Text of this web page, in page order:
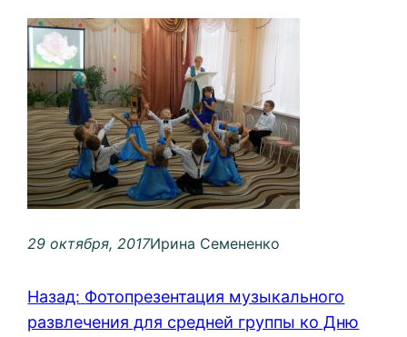
29 октября, 2017Ирина Семененко
Назад: Фотопрезентация музыкального
развлечения для средней группы ко Дню